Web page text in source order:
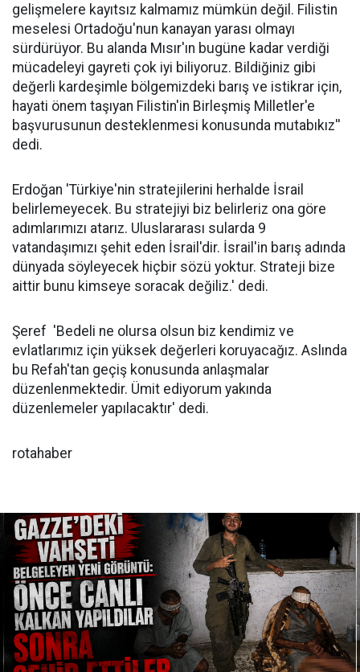
gelişmelere kayıtsız kalmamız mümkün değil. Filistin
meselesi Ortadoğu'nun kanayan yarası olmayı
sürdürüyor. Bu alanda Mısır'ın bugüne kadar verdiği
mücadeleyi gayreti çok iyi biliyoruz. Bildiğiniz gibi
değerli kardeşimle bölgemizdeki barış ve istikrar için,
hayati önem taşıyan Filistin'in Birleşmiş Milletler'e
başvurusunun desteklenmesi konusunda mutabıkız''
dedi.
Erdoğan 'Türkiye'nin stratejilerini herhalde İsrail
belirlemeyecek. Bu stratejiyi biz belirleriz ona göre
adımlarımızı atarız. Uluslararası sularda 9
vatandaşımızı şehit eden İsrail'dir. İsrail'in barış adında
dünyada söyleyecek hiçbir sözü yoktur. Strateji bize
aittir bunu kimseye soracak değiliz.' dedi.
Şeref 'Bedeli ne olursa olsun biz kendimiz ve
evlatlarımız için yüksek değerleri koruyacağız. Aslında
bu Refah'tan geçiş konusunda anlaşmalar
düzenlenmektedir. Ümit ediyorum yakında
düzenlemeler yapılacaktır' dedi.
rotahaber